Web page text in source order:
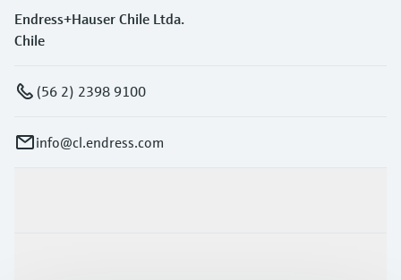
Endress+Hauser Chile Ltda.
Chile
(56 2) 2398 9100
info@cl.endress.com